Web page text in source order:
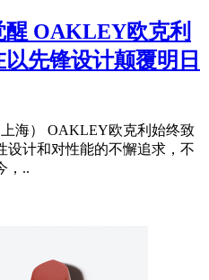
OAKLEY欧克利
先锋设计颠覆明日
上海） OAKLEY欧克利始终致
设计和对性能的不懈追求，不
，..